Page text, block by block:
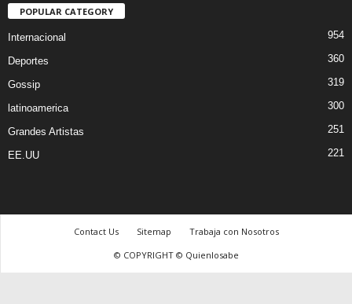
POPULAR CATEGORY
Internacional 954
Deportes 360
Gossip 319
latinoamerica 300
Grandes Artistas 251
EE.UU 221
Contact Us Sitemap
Trabaja con Nosotros
© COPYRIGHT © Quienlosabe